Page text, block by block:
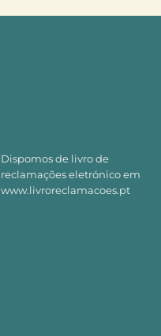
Dispomos de livro de
reclamações eletrónico em
www.livroreclamacoes.pt